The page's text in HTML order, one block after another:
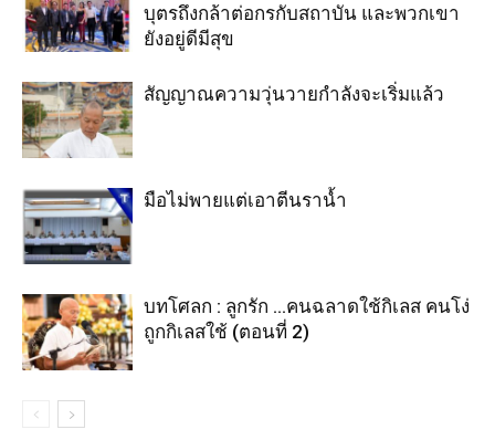
บุตรถึงกล้าต่อกรกับสถาบัน และพวกเขา
ยังอยู่ดีมีสุข
สัญญาณความวุ่นวายกำลังจะเริ่มแล้ว
มือไม่พายแต่เอาตีนราน้ำ
บทโศลก : ลูกรัก …คนฉลาดใช้กิเลส คนโง่
ถูกกิเลสใช้ (ตอนที่ 2)